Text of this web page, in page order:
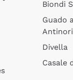
Biondi
Guado
Antinori
Divella
Casale